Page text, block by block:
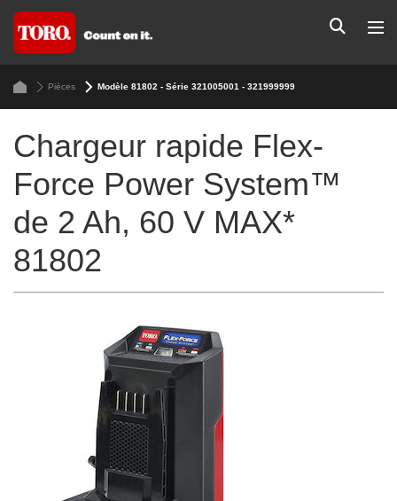
Pièces Modèle 81802 - Série 321005001 - 321999999
Chargeur rapide Flex-
Force Power System™
de 2 Ah, 60 V MAX*
81802